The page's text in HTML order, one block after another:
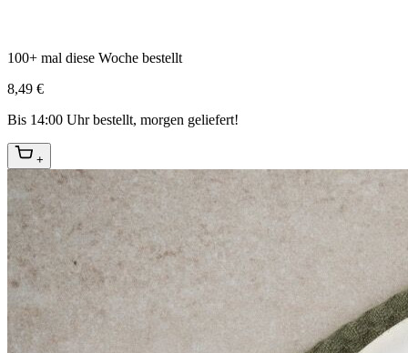
100+ mal diese Woche bestellt
8,49 €
Bis 14:00 Uhr bestellt, morgen geliefert!
+